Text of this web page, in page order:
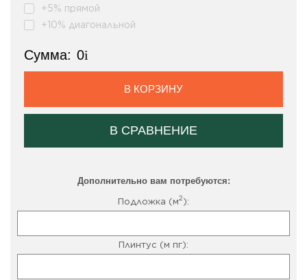
Дополнительно вам потребуются:
Подложка (м2):
Плинтус (м пг):
+5% прямой
+10% диагональной
Сумма: 0i
В КОРЗИНУ
В СРАВНЕНИЕ